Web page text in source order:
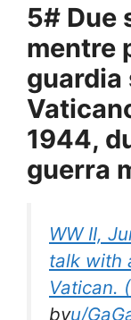
5# Due
mentre
guardia
1944,
guerra
WW II,
talk with
Vatican.
byu/